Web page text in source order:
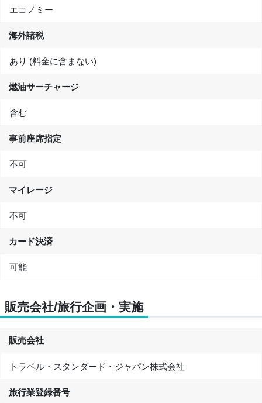
エコノミー
海外諸税
あり (料金に含まない)
燃油サーチャージ
含む
事前座席指定
不可
マイレージ
不可
カード決済
可能
販売会社/旅行企画・実施
販売会社
トラベル・スタンダード・ジャパン株式会社
旅行業登録番号